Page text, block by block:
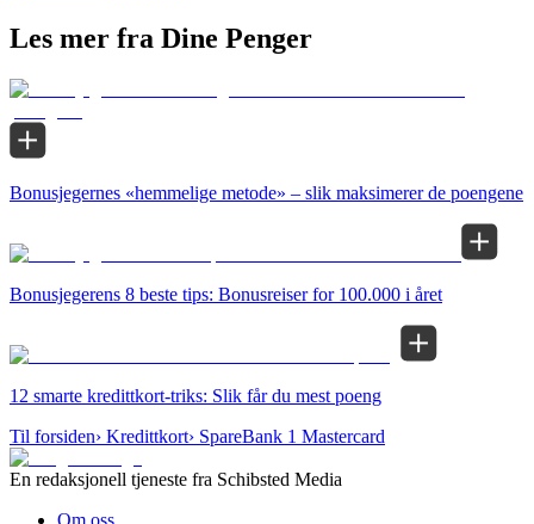
Les mer fra Dine Penger
Bonusjegernes «hemmelige metode» – slik maksimerer de poengene
Bonusjegerens 8 beste tips: Bonusreiser for 100.000 i året
12 smarte kredittkort-triks: Slik får du mest poeng
Til forsiden› Kredittkort› SpareBank 1 Mastercard
En redaksjonell tjeneste fra Schibsted Media
Om oss